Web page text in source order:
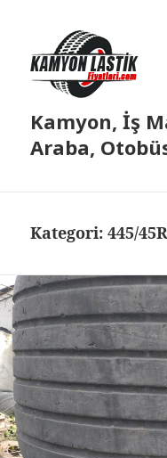
Kamyon, İş
Araba,
Kategori:445/